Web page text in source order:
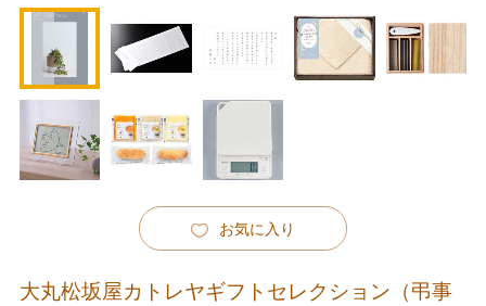
お気に入り
大丸松坂屋カトレヤギフトセレクション（弔事